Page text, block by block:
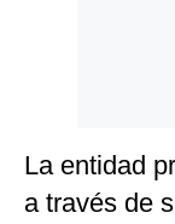
La entidad
a través de